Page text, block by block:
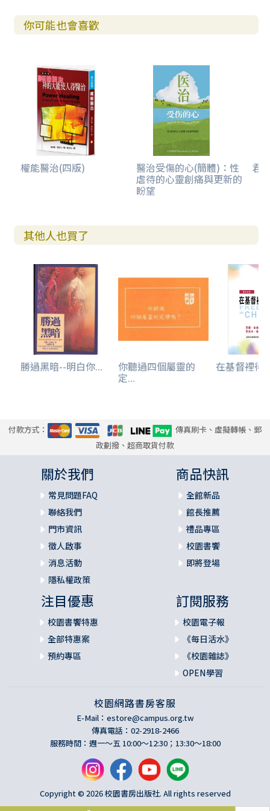
你可能也會喜歡
權能醫治(四版) 醫治受傷的心(簡體)：性
虐待的心靈創痛與更新的
盼望
君
其他人也買了
勝過黑暗--明白你... 你聽過四個屬靈的
定...
在基督裡得
付款方式：
傳真刷卡、虛擬轉帳、郵
政劃撥、超商取貨付款
關於我們
常見問題FAQ
聯絡我們
門市資訊
徵人啟事
消息活動
隱私權政策
商品快訊
全館新品
館長推薦
禮品專區
校園書饗
即將登場
注目優惠
校園書饗特惠
全部特惠案
預約專區
訂閱服務
校園電子報
《每日活水》
《校園雜誌》
OPEN學習
校園網路書房客服
E-Mail： estore@campus.org.tw
傳真電話：02-2918-2466
服務時間：週一～五 10:00～12:30；13:30～18:00
Copyright © 2026 校園書房出版社. All rights reserved